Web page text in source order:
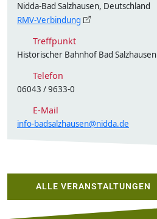
Nidda-Bad Salzhausen, Deutschland
RMV-Verbindung
Treffpunkt
Historischer Bahnhof Bad Salzhausen
Telefon
06043 / 9633-0
E-Mail
info-badsalzhausen@nidda.de
ALLE VERANSTALTUNGEN